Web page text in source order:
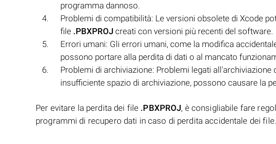
programma dannoso.
Problemi di compatibilità: Le versioni obsolete di Xcode
file .PBXPROJ creati con versioni più recenti del software.
Errori umani: Gli errori umani, come la modifica
possono portare alla perdita di dati o al mancato
Problemi di archiviazione: Problemi legati
insufficiente spazio di archiviazione, possono causare la
Per evitare la perdita dei file .PBXPROJ, è consigliabile fare
programmi di recupero dati in caso di perdita accidentale dei file.